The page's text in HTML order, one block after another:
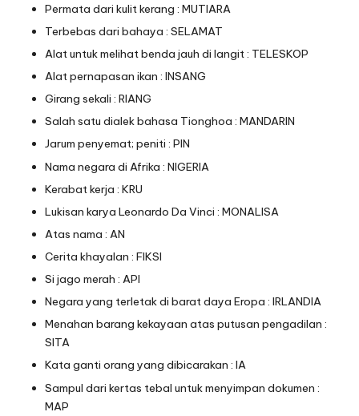
Permata dari kulit kerang : MUTIARA
Terbebas dari bahaya : SELAMAT
Alat untuk melihat benda jauh di langit : TELESKOP
Alat pernapasan ikan : INSANG
Girang sekali : RIANG
Salah satu dialek bahasa Tionghoa : MANDARIN
Jarum penyemat; peniti : PIN
Nama negara di Afrika : NIGERIA
Kerabat kerja : KRU
Lukisan karya Leonardo Da Vinci : MONALISA
Atas nama : AN
Cerita khayalan : FIKSI
Si jago merah : API
Negara yang terletak di barat daya Eropa : IRLANDIA
Menahan barang kekayaan atas putusan pengadilan :
SITA
Kata ganti orang yang dibicarakan : IA
Sampul dari kertas tebal untuk menyimpan dokumen :
MAP